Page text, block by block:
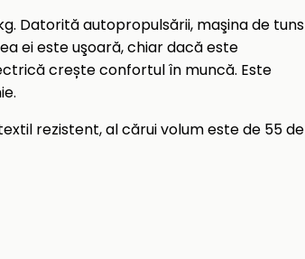
Datorită autopropulsării, maşina de tuns
ei este uşoară, chiar dacă este
crește confortul în muncă. Este
rezistent, al cărui volum este de 55 de